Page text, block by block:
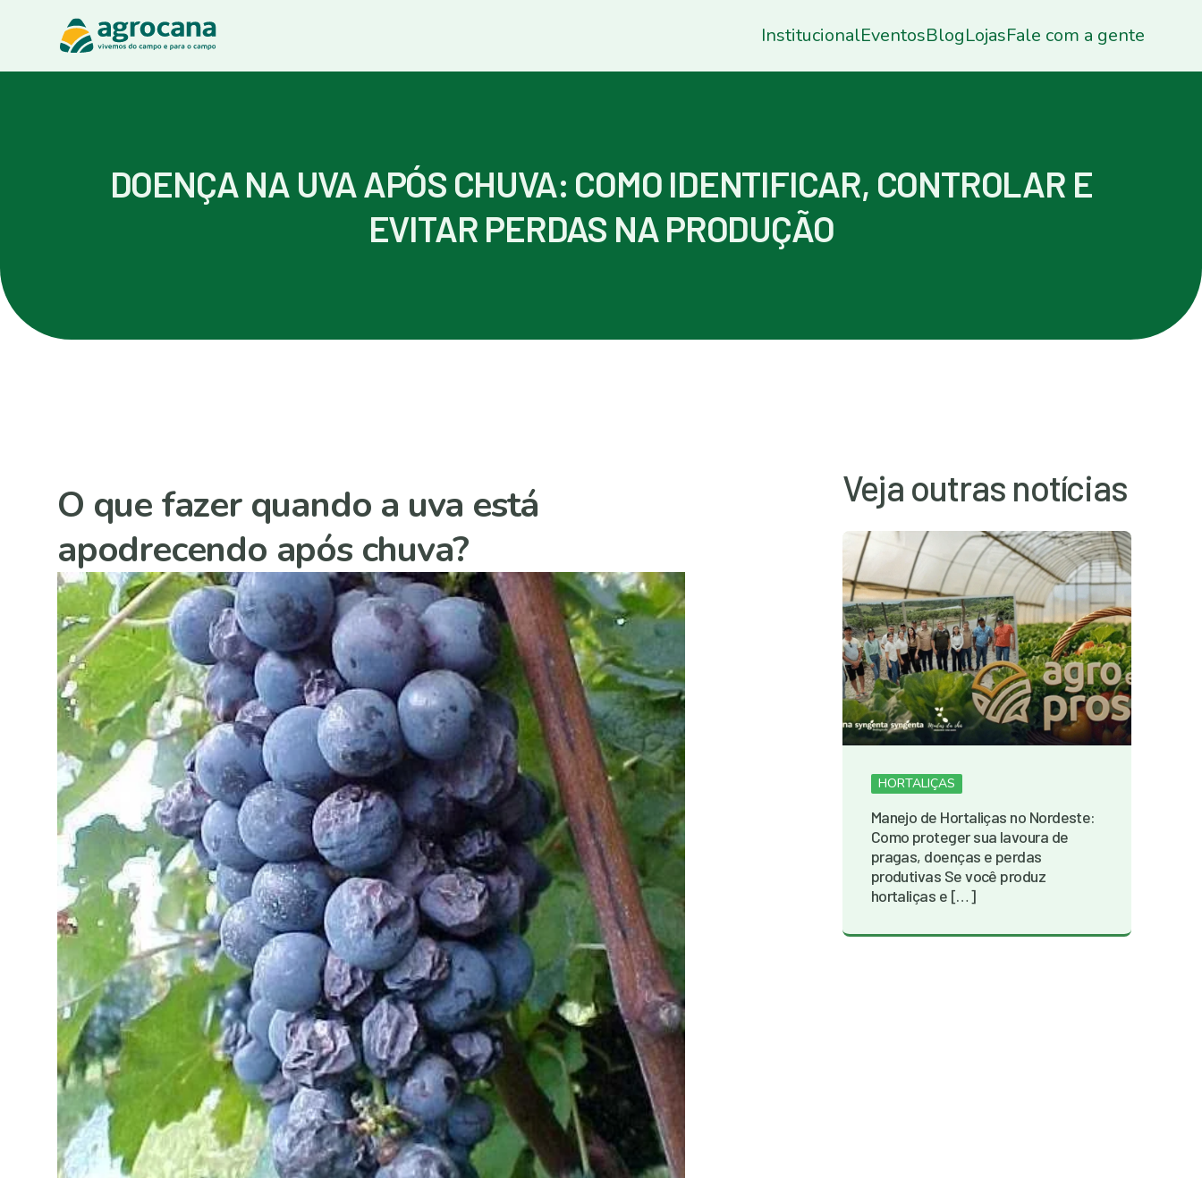
InstitucionalEventosBlogLojasFale com a gente
DOENÇA NA UVA APÓS CHUVA: COMO IDENTIFICAR, CONTROLAR E
EVITAR PERDAS NA PRODUÇÃO
O que fazer quando a uva está
apodrecendo após chuva?
Veja outras notícias
HORTALIÇAS
Manejo de Hortaliças no Nordeste:
Como proteger sua lavoura de
pragas, doenças e perdas
produtivas Se você produz
hortaliças e […]